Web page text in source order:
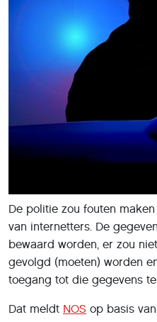
De politie zou fouten
van internetters. De
bewaard worden, er zou
gevolgd (moeten) worden
toegang tot die gegevens
Dat meldt NOS op basis